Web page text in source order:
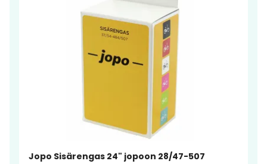
Jopo Sisärengas 24" jopoon 28/47-507